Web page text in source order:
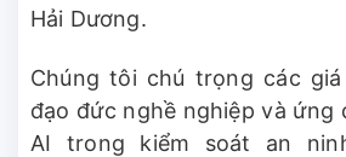
Hải Dương.
Chúng tôi chú trọng các
đạo đức nghề nghiệp và ứng
AI trong kiểm soát an